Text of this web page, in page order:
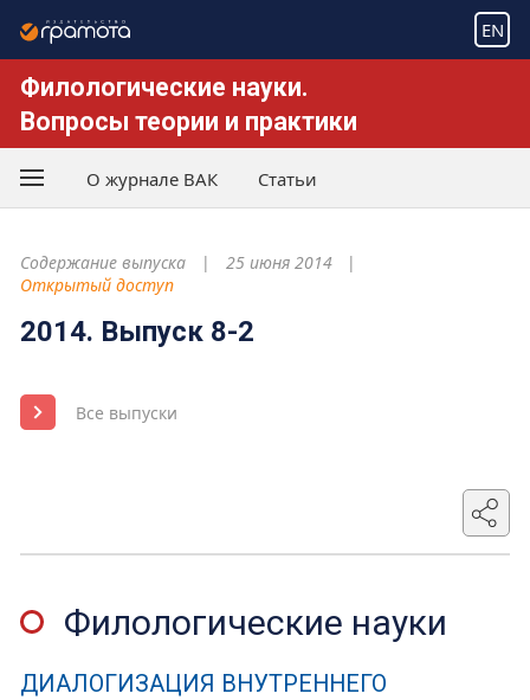
EN
Филологические науки.
Вопросы теории и практики
О журнале ВАК Статьи
Содержание выпуска
25 июня 2014
Открытый доступ
2014. Выпуск 8-2
Все выпуски
Филологические науки
ДИАЛОГИЗАЦИЯ ВНУТРЕННЕГО